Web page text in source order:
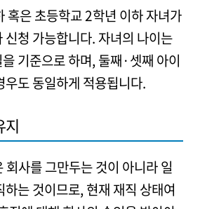
혹은 초등학교 2학년 이하 자녀가
신청 가능합니다. 자녀의 나이는
기준으로 하며, 둘째·셋째 아이
우도 동일하게 적용됩니다.
지
회사를 그만두는 것이 아니라 일
하는 것이므로, 현재 재직 상태여